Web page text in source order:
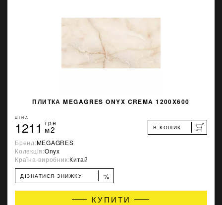
ПЛИТКА MEGAGRES ONYX CREMA 1200X600
ЦІНА
1211 грн
м2 В КОШИК
Бренд:MEGAGRES
Колекція:Onyx
Країна-виробник:Китай
ДІЗНАТИСЯ ЗНИЖКУ %
КУПИТИ